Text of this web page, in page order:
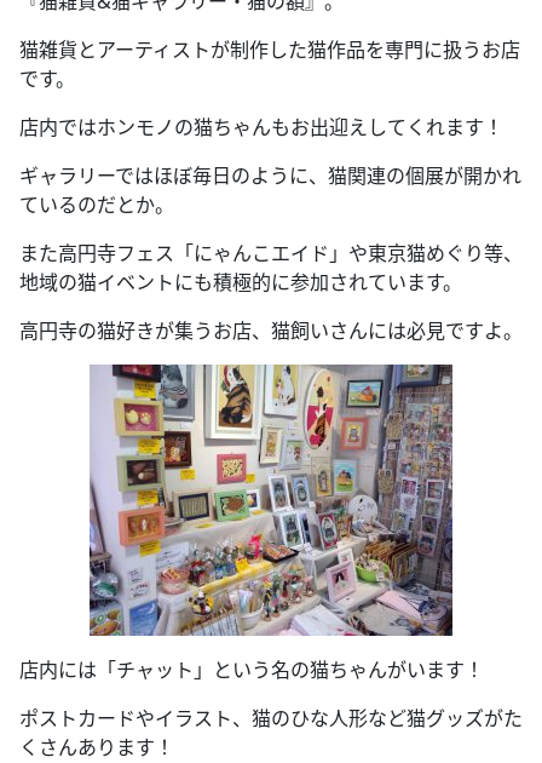
猫雑貨とアーティストが制作した猫作品を専門に扱うお店
です。
店内ではホンモノの猫ちゃんもお出迎えしてくれます！
ギャラリーではほぼ毎日のように、猫関連の個展が開かれ
ているのだとか。
また高円寺フェス「にゃんこエイド」や東京猫めぐり等、
地域の猫イベントにも積極的に参加されています。
高円寺の猫好きが集うお店、猫飼いさんには必見ですよ。
店内には「チャット」という名の猫ちゃんがいます！
ポストカードやイラスト、猫のひな人形など猫グッズがた
くさんあります！